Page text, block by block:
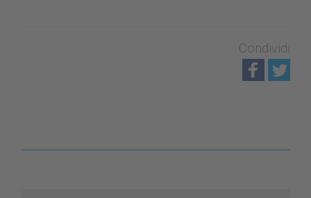
Condividi